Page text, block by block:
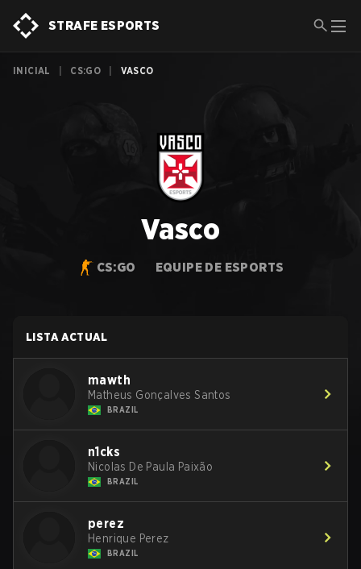
STRAFE ESPORTS
INICIAL CS:GO VASCO
Vasco
CS:GO EQUIPE DE ESPORTS
LISTA ACTUAL
mawth
Matheus Gonçalves Santos
BRAZIL
n1cks
Nicolas De Paula Paixão
BRAZIL
perez
Henrique Perez
BRAZIL